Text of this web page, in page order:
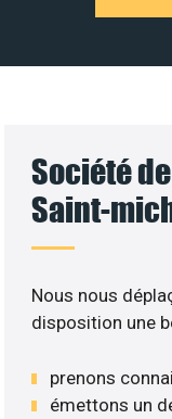
Société
Saint-
Nous nous
disposition une
prenons
émettons un